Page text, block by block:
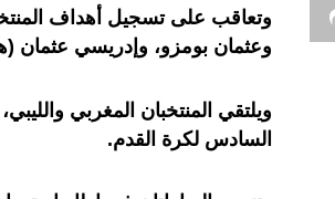
وتعاقب على تسجيل أهداف
وعثمان بومزو، وإدريسي عثمان
ويلتقي المنتخبان المغربي
السادس لكرة القدم.